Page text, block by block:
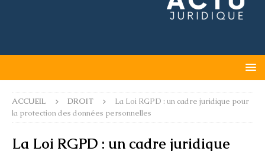
ACCUEIL DROIT
La Loi RGPD : un cadre juridique pour
la protection des données personnelles
La Loi RGPD : un cadre juridique